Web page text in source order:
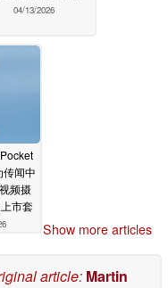
04/13/2026
闻中
频摄
市套
Show more articles
article: Martin